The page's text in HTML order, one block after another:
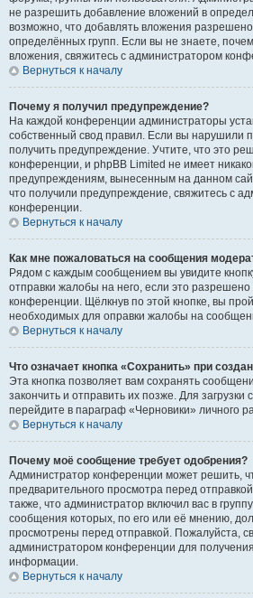
не разрешить добавление вложений в
возможно, что добавлять вложения
определённых групп. Если вы не знаете,
вложения, свяжитесь с администратором
Вернуться к началу
Почему я получил предупреждение?
На каждой конференции администраторы
собственный свод правил. Если вы нарушили
получить предупреждение. Учтите, что это
конференции, и phpBB Limited не имеет
предупреждениям, вынесенным на данном
что получили предупреждение, свяжитесь с
конференции.
Вернуться к началу
Как мне пожаловаться на сообщения
Рядом с каждым сообщением вы увидите
отправки жалобы на него, если это
конференции. Щёлкнув по этой кнопке, вы
необходимых для оправки жалобы на
Вернуться к началу
Что означает кнопка «Сохранить» при
Эта кнопка позволяет вам сохранять
закончить и отправить их позже. Для
перейдите в параграф «Черновики» личного
Вернуться к началу
Почему моё сообщение требует одобрения?
Администратор конференции может решить,
предварительного просмотра перед
также, что администратор включил вас в
сообщения которых, по его или её мнению,
просмотрены перед отправкой. Пожалуйста,
администратором конференции для
информации.
Вернуться к началу